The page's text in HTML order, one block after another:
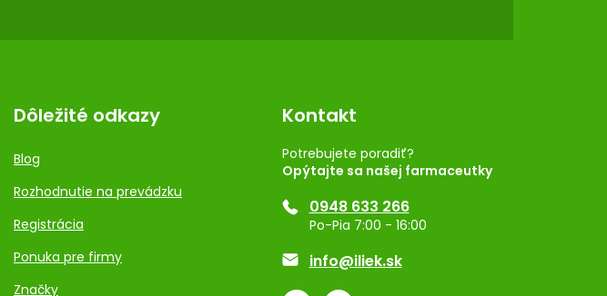
Dôležité odkazy
Blog
Rozhodnutie na prevádzku
Registrácia
Ponuka pre firmy
Značky
Kontakt
Potrebujete poradiť?
Opýtajte sa našej farmaceutky
0948 633 266
Po-Pia 7:00 - 16:00
info@iliek.sk